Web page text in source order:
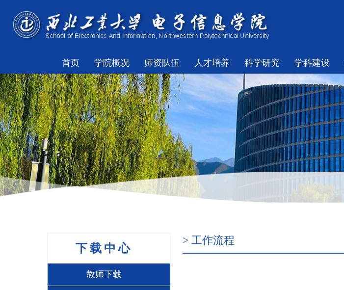
首页 学院概况 师资队伍 人才培养 科学研究 学科建设
下载中心
教师下载
> 工作流程